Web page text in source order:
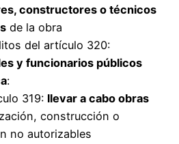
constructores o técnicos
de la obra
del artículo 320:
y funcionarios públicos
:
319: llevar a cabo obras
construcción o
no autorizables